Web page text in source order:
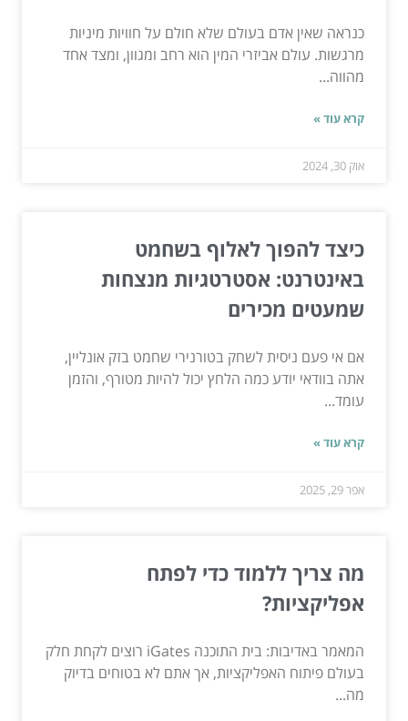
כנראה שאין אדם בעולם שלא חולם על חוויות מיניות
מרגשות. עולם אביזרי המין הוא רחב ומגוון, ומצד אחד
מהווה...
קרא עוד »
אוק 30, 2024
כיצד להפוך לאלוף בשחמט
באינטרנט: אסטרטגיות מנצחות
שמעטים מכירים
אם אי פעם ניסית לשחק בטורנירי שחמט בזק אונליין,
אתה בוודאי יודע כמה הלחץ יכול להיות מטורף, והזמן
עומד...
קרא עוד »
אפר 29, 2025
מה צריך ללמוד כדי לפתח
אפליקציות?
המאמר באדיבות: בית התוכנה iGates רוצים לקחת חלק
בעולם פיתוח האפליקציות, אך אתם לא בטוחים בדיוק
מה...